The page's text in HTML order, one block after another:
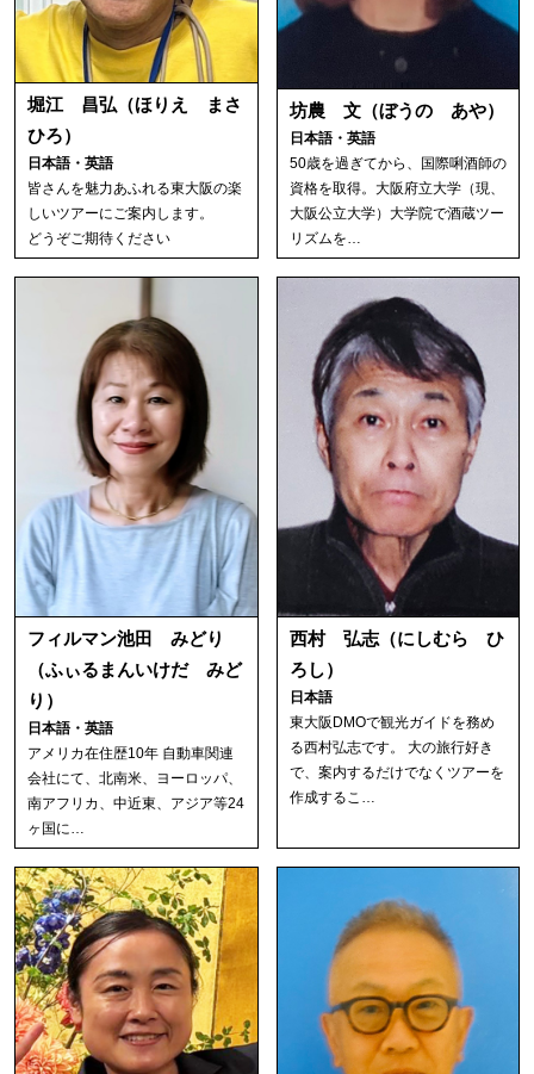
堀江 昌弘（ほりえ まさ
ひろ）
日本語・英語
皆さんを魅力あふれる東大阪の楽
しいツアーにご案内します。
どうぞご期待ください
坊農 文（ぼうの あや）
日本語・英語
50歳を過ぎてから、国際唎酒師の
資格を取得。大阪府立大学（現、
大阪公立大学）大学院で酒蔵ツー
リズムを…
フィルマン池田 みどり
（ふぃるまんいけだ みど
り）
日本語・英語
アメリカ在住歴10年 自動車関連
会社にて、北南米、ヨーロッパ、
南アフリカ、中近東、アジア等24
ヶ国に…
西村 弘志（にしむら ひ
ろし）
日本語
東大阪DMOで観光ガイドを務め
る西村弘志です。 大の旅行好き
で、案内するだけでなくツアーを
作成するこ…